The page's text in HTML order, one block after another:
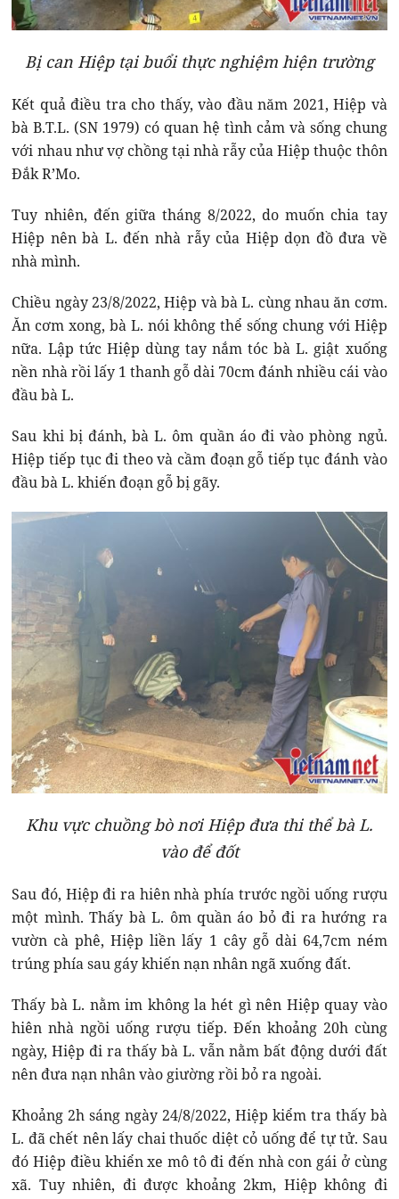
Bị can Hiệp tại buổi thực nghiệm hiện trường
Kết quả điều tra cho thấy, vào đầu năm 2021, Hiệp và
bà B.T.L. (SN 1979) có quan hệ tình cảm và sống chung
với nhau như vợ chồng tại nhà rẫy của Hiệp thuộc thôn
Đắk R’Mo.
Tuy nhiên, đến giữa tháng 8/2022, do muốn chia tay
Hiệp nên bà L. đến nhà rẫy của Hiệp dọn đồ đưa về
nhà mình.
Chiều ngày 23/8/2022, Hiệp và bà L. cùng nhau ăn cơm.
Ăn cơm xong, bà L. nói không thể sống chung với Hiệp
nữa. Lập tức Hiệp dùng tay nắm tóc bà L. giật xuống
nền nhà rồi lấy 1 thanh gỗ dài 70cm đánh nhiều cái vào
đầu bà L.
Sau khi bị đánh, bà L. ôm quần áo đi vào phòng ngủ.
Hiệp tiếp tục đi theo và cầm đoạn gỗ tiếp tục đánh vào
đầu bà L. khiến đoạn gỗ bị gãy.
Khu vực chuồng bò nơi Hiệp đưa thi thể bà L.
vào để đốt
Sau đó, Hiệp đi ra hiên nhà phía trước ngồi uống rượu
một mình. Thấy bà L. ôm quần áo bỏ đi ra hướng ra
vườn cà phê, Hiệp liền lấy 1 cây gỗ dài 64,7cm ném
trúng phía sau gáy khiến nạn nhân ngã xuống đất.
Thấy bà L. nằm im không la hét gì nên Hiệp quay vào
hiên nhà ngồi uống rượu tiếp. Đến khoảng 20h cùng
ngày, Hiệp đi ra thấy bà L. vẫn nằm bất động dưới đất
nên đưa nạn nhân vào giường rồi bỏ ra ngoài.
Khoảng 2h sáng ngày 24/8/2022, Hiệp kiểm tra thấy bà
L. đã chết nên lấy chai thuốc diệt cỏ uống để tự tử. Sau
đó Hiệp điều khiển xe mô tô đi đến nhà con gái ở cùng
xã. Tuy nhiên, đi được khoảng 2km, Hiệp không đi